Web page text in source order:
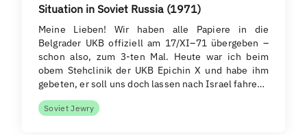
Situation in Soviet Russia (1971)
Meine Lieben! Wir haben alle Papiere in die
Belgrader UKB offiziell am 17/XI–71 übergeben –
schon also, zum 3-ten Mal. Heute war ich beim
obem Stehclinik der UKB Epichin X und habe ihm
gebeten, er soll uns doch lassen nach Israel fahre…
Soviet Jewry